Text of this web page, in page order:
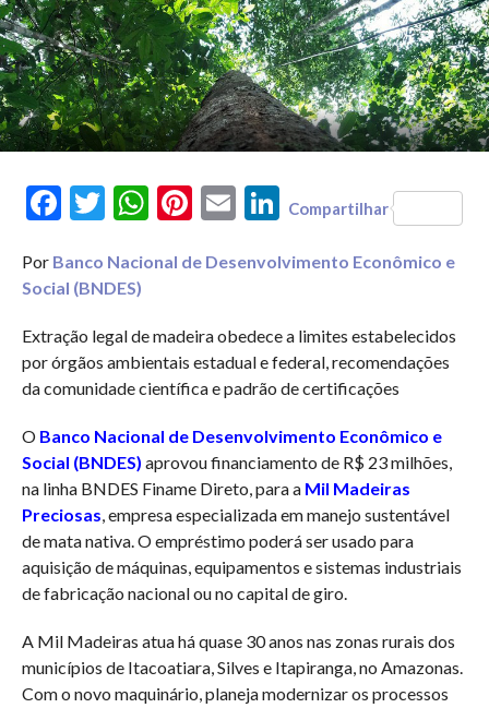
FacebookTwitterWhatsAppPinterest
Email LinkedIn
Compartilhar
Por Banco Nacional de Desenvolvimento Econômico e
Social (BNDES)
Extração legal de madeira obedece a limites estabelecidos
por órgãos ambientais estadual e federal, recomendações
da comunidade científica e padrão de certificações
O Banco Nacional de Desenvolvimento Econômico e
Social (BNDES) aprovou financiamento de R$ 23 milhões,
na linha BNDES Finame Direto, para a Mil Madeiras
Preciosas, empresa especializada em manejo sustentável
de mata nativa. O empréstimo poderá ser usado para
aquisição de máquinas, equipamentos e sistemas industriais
de fabricação nacional ou no capital de giro.
A Mil Madeiras atua há quase 30 anos nas zonas rurais dos
municípios de Itacoatiara, Silves e Itapiranga, no Amazonas.
Com o novo maquinário, planeja modernizar os processos